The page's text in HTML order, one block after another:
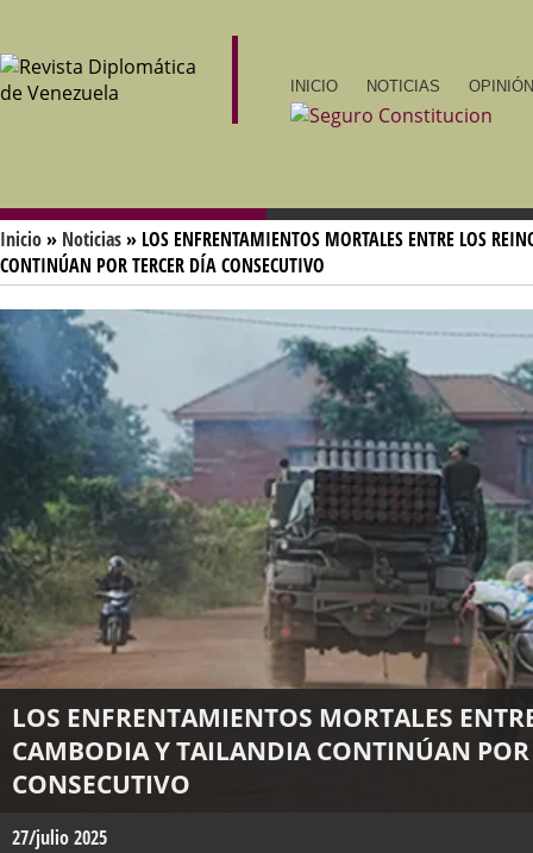
INICIO NOTICIAS
Inicio» Noticias» LOS ENFRENTAMIENTOS MORTALES ENTRE LOS
CONTINÚAN POR TERCER DÍA CONSECUTIVO
LOS ENFRENTAMIENTOS MORTALES
CAMBODIA Y TAILANDIA CONTINÚAN POR
CONSECUTIVO
27/julio 2025